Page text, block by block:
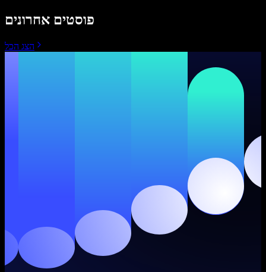
פוסטים אחרונים
הצג הכל